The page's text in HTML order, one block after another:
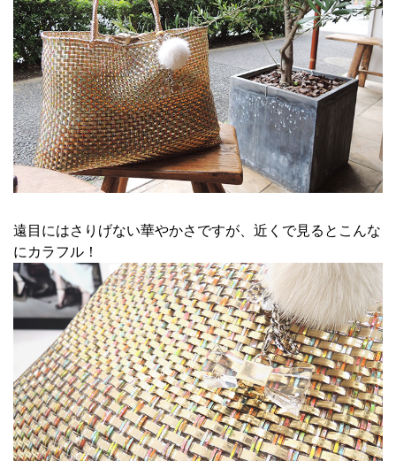
遠目にはさりげない華やかさですが、近くで見るとこんな
にカラフル！